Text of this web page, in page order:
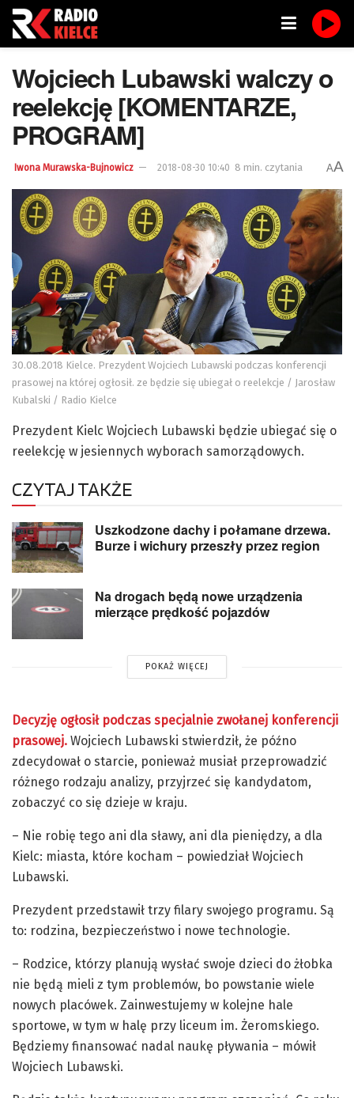
Wojciech Lubawski walczy o
reelekcję [KOMENTARZE,
PROGRAM]
Iwona Murawska-Bujnowicz 2018-08-30 10:40 8 min. czytania AA
30.08.2018 Kielce. Prezydent Wojciech Lubawski podczas konferencji
prasowej na której ogłosił. ze będzie się ubiegał o reelekcje / Jarosław
Kubalski / Radio Kielce
Prezydent Kielc Wojciech Lubawski będzie ubiegać się o
reelekcję w jesiennych wyborach samorządowych.
CZYTAJ TAKŻE
Uszkodzone dachy i połamane drzewa.
Burze i wichury przeszły przez region
Na drogach będą nowe urządzenia
mierzące prędkość pojazdów
POKAŻ WIĘCEJ
Decyzję ogłosił podczas specjalnie zwołanej konferencji
prasowej. Wojciech Lubawski stwierdził, że późno
zdecydował o starcie, ponieważ musiał przeprowadzić
różnego rodzaju analizy, przyjrzeć się kandydatom,
zobaczyć co się dzieje w kraju.
– Nie robię tego ani dla sławy, ani dla pieniędzy, a dla
Kielc: miasta, które kocham – powiedział Wojciech
Lubawski.
Prezydent przedstawił trzy filary swojego programu. Są
to: rodzina, bezpieczeństwo i nowe technologie.
– Rodzice, którzy planują wysłać swoje dzieci do żłobka
nie będą mieli z tym problemów, bo powstanie wiele
nowych placówek. Zainwestujemy w kolejne hale
sportowe, w tym w halę przy liceum im. Żeromskiego.
Będziemy finansować nadal naukę pływania – mówił
Wojciech Lubawski.